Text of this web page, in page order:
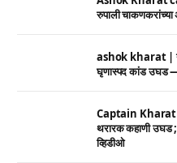
रुपाली चाकणकरांच्या
ashok kharat |
घृणास्पद कांड उघड —
Captain Kharat |
थरारक कहाणी उघड ;
व्हिडीओ